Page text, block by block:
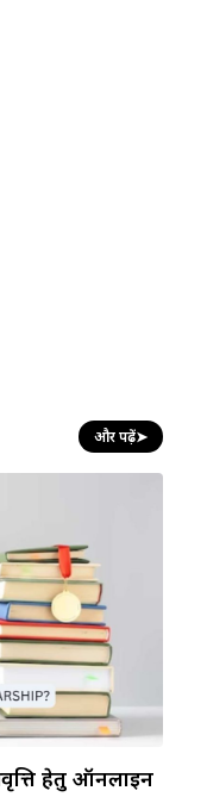
और पढ़ें➤
हेतु ऑनलाइन